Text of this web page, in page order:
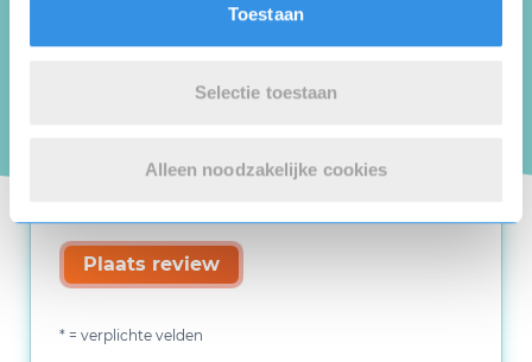
Toestaan
Selectie toestaan
Alleen noodzakelijke cookies
Plaats review
* = verplichte velden